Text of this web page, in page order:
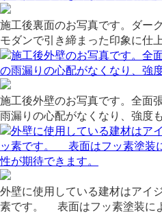
施工後裏面のお写真です。ダー
モダンで引き締まった印象に仕
施工後外壁のお写真です。全面
雨漏りの心配がなくなり、強度
外壁に使用している建材はアイ
素です。 表面はフッ素塗装に